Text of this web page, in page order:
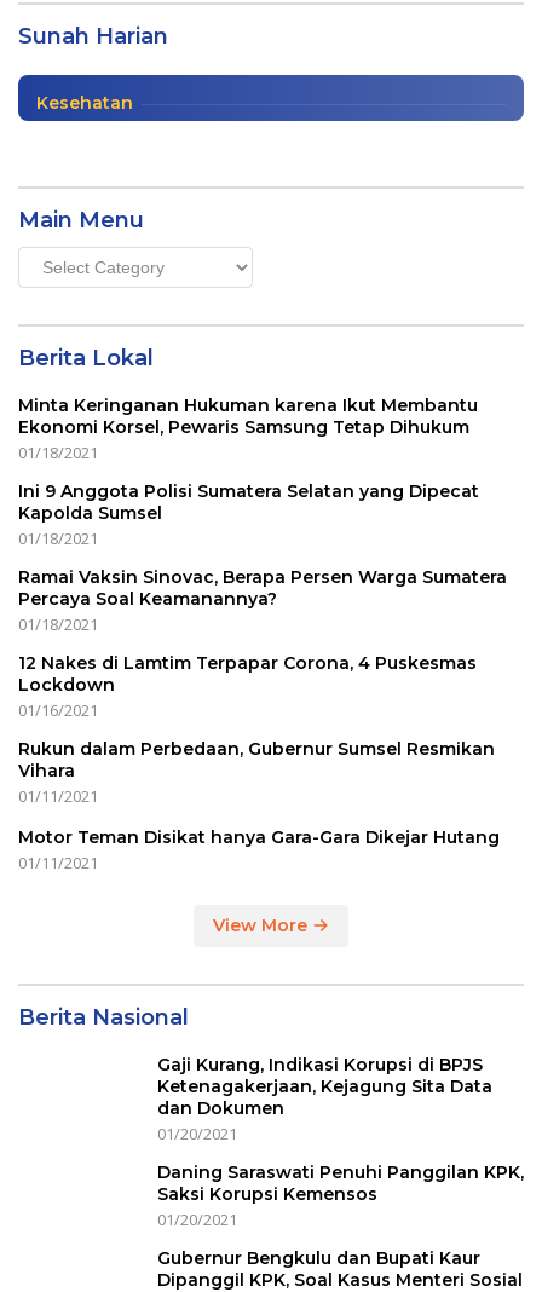
Sunah Harian
oleh Muslih Aziz dkk.
Buku| 04/01/2024
Kesehatan
Main Menu
Main
Menu
Berita Lokal
Minta Keringanan Hukuman karena Ikut Membantu
Ekonomi Korsel, Pewaris Samsung Tetap Dihukum
01/18/2021
Ini 9 Anggota Polisi Sumatera Selatan yang Dipecat
Kapolda Sumsel
01/18/2021
Ramai Vaksin Sinovac, Berapa Persen Warga Sumatera
Percaya Soal Keamanannya?
01/18/2021
12 Nakes di Lamtim Terpapar Corona, 4 Puskesmas
Lockdown
01/16/2021
Rukun dalam Perbedaan, Gubernur Sumsel Resmikan
Vihara
01/11/2021
Motor Teman Disikat hanya Gara-Gara Dikejar Hutang
01/11/2021
View More
Berita Nasional
Gaji Kurang, Indikasi Korupsi di BPJS
Ketenagakerjaan, Kejagung Sita Data
dan Dokumen
01/20/2021
Daning Saraswati Penuhi Panggilan KPK,
Saksi Korupsi Kemensos
01/20/2021
Gubernur Bengkulu dan Bupati Kaur
Dipanggil KPK, Soal Kasus Menteri Sosial